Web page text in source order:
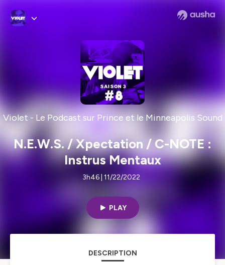
Violet - Le Podcast sur Prince et le Minneapolis Sound
N.E.W.S. / Xpectation / C-NOTE :
Instrus Mentaux
3h46 | 11/22/2022
PLAY
DESCRIPTION